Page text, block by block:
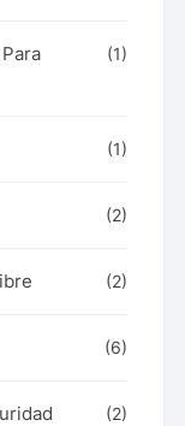
(1)
(1)
(2)
(2)
(6)
(2)